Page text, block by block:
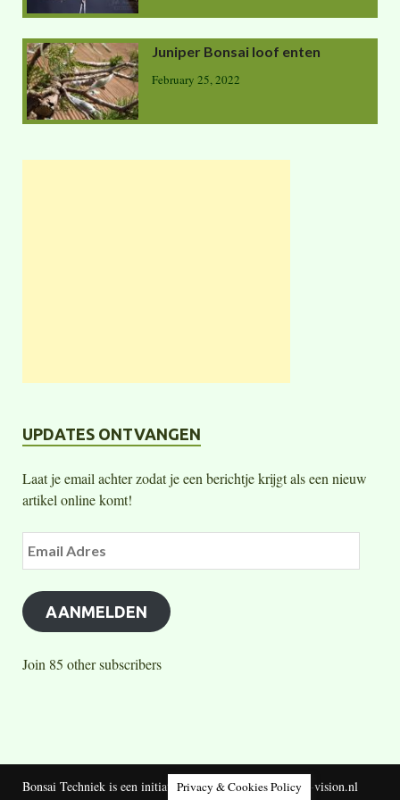
Juniper Bonsai loof enten
February 25, 2022
UPDATES ONTVANGEN
Laat je email achter zodat je een berichtje krijgt als een nieuw
artikel online komt!
AANMELDEN
Join 85 other subscribers
Bonsai Techniek is een initiatief van Jelle Ferwerda - bio-vision.nl
Privacy & Cookies Policy